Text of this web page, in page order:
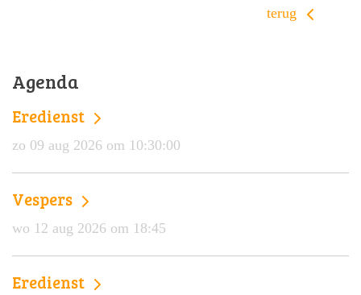
terug
Agenda
Eredienst
zo 09 aug 2026 om 10:30:00
Vespers
wo 12 aug 2026 om 18:45
Eredienst